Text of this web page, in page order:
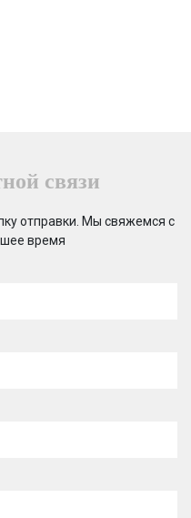
связи
отправки. Мы свяжемся с
время